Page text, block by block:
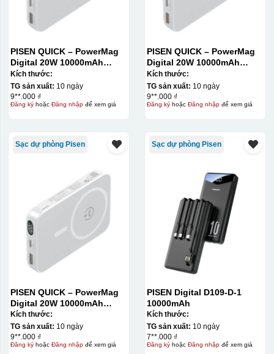
PISEN QUICK – PowerMag
Digital 20W 10000mAh
Power bank. White: 200pcs;
Blue: 200pcs
Kích thước:
TG sản xuất: 10 ngày
9**.000 ₫
Đăng kýhoặc Đăng nhậpđể xem giá
PISEN QUICK – PowerMag
Digital 20W 10000mAh
Power bank. White: 200pcs;
Blue: 200pcs
Kích thước:
TG sản xuất: 10 ngày
9**.000 ₫
Đăng kýhoặc Đăng nhậpđể xem giá
Sạc dự phòng Pisen
PISEN QUICK – PowerMag
Digital 20W 10000mAh
Power bank. White: 200pcs;
Blue: 200pcs
Kích thước:
TG sản xuất: 10 ngày
9**.000 ₫
Đăng kýhoặc Đăng nhậpđể xem giá
Sạc dự phòng Pisen
PISEN Digital D109-D-1
10000mAh
Kích thước:
TG sản xuất: 10 ngày
7**.000 ₫
Đăng kýhoặc Đăng nhậpđể xem giá